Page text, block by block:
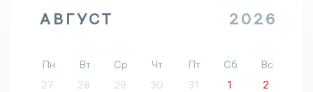
АВГУСТ 2026
Пн Вт Ср Чт Пт Сб
Вс
27
28 29 30 31 1
2